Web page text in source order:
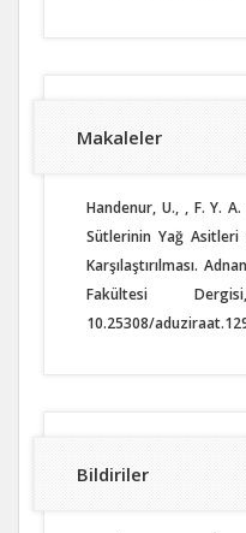
Makaleler
Handenur, U., , F. Y.
Sütlerinin Yağ Asitleri
Karşılaştırılması.
Fakültesi
10.25308/
Bildiriler